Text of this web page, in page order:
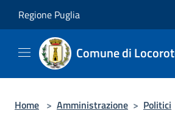
Regione Puglia
Comune di
Home > Amministrazione > Politici